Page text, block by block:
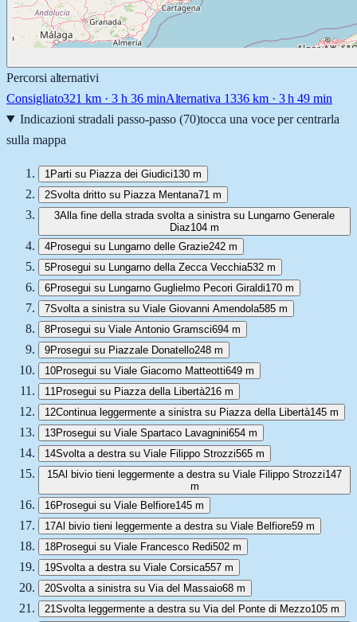
Percorsi alternativi
Consigliato321 km ·3 h 36 minAlternativa 1336km · 3 h 49 min
Indicazioni stradali passo-passo (70)tocca una voce per centrarla
sulla mappa
1 Parti su Piazza dei Giudici130 m
2Svolta dritto su Piazza Mentana71 m
3Alla fine della strada svolta a sinistra su Lungarno Generale
Diaz104 m
4Prosegui su Lungarno delle Grazie242 m
5Prosegui su Lungarno della Zecca Vecchia532 m
6Prosegui su Lungarno Guglielmo Pecori Giraldi170 m
7Svolta a sinistra su Viale Giovanni Amendola585 m
8Prosegui su Viale Antonio Gramsci694 m
9Prosegui su Piazzale Donatello248 m
10Prosegui su Viale Giacomo Matteotti649 m
11 Prosegui su Piazza della Libertà216 m
12Continua leggermente a sinistra su Piazza della Libertà145 m
13Prosegui su Viale Spartaco Lavagnini654 m
14Svolta a destra su Viale Filippo Strozzi565 m
15Al bivio tieni leggermente a destra su Viale Filippo Strozzi147
m
16Prosegui su Viale Belfiore145 m
17Al bivio tieni leggermente a destra su Viale Belfiore59 m
18Prosegui su Viale Francesco Redi502 m
19Svolta a destra su Viale Corsica557 m
20Svolta a sinistra su Via del Massaio68 m
21Svolta leggermente a destra su Via del Ponte di Mezzo105 m